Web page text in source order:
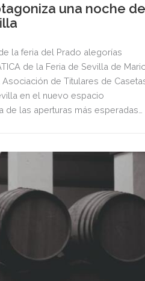
una noche
la feria del Prado alegorías
de la Feria de Sevilla de
de Titulares de
en el nuevo espacio
de las aperturas más esperadas